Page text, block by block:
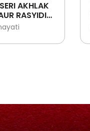
AKHLAK
RASYIDIN:
THALIB -
YANG